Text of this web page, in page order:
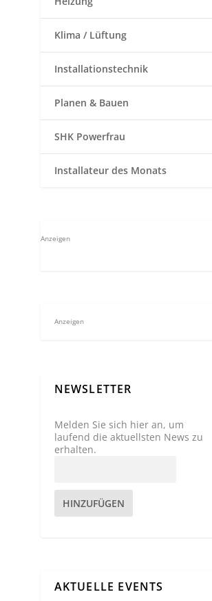
Klima / Lüftung
Installationstechnik
Planen & Bauen
SHK Powerfrau
Installateur des Monats
Anzeigen
Anzeigen
NEWSLETTER
Melden Sie sich hier an, um
laufend die aktuellsten News zu
erhalten.
HINZUFÜGEN
AKTUELLE EVENTS